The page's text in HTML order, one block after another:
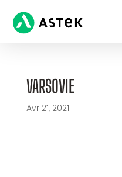
VARSOVIE
Avr 21, 2021